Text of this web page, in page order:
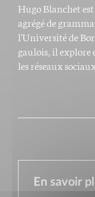
Hugo Blanchet
agrégé de
l'Université de
gaulois, il explore
les réseaux
En savoir